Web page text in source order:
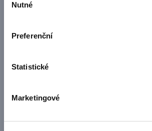
souhlasu
Nutné
Preferenční
Statistické
Marketingové